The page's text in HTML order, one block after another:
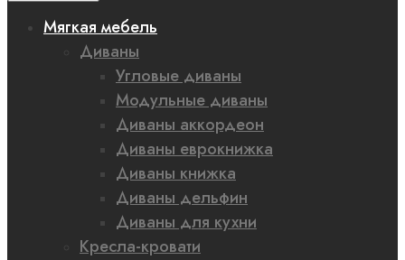
Мягкая мебель
Диваны
Угловые диваны
Модульные диваны
Диваны аккордеон
Диваны еврокнижка
Диваны книжка
Диваны дельфин
Диваны для кухни
Кресла-кровати